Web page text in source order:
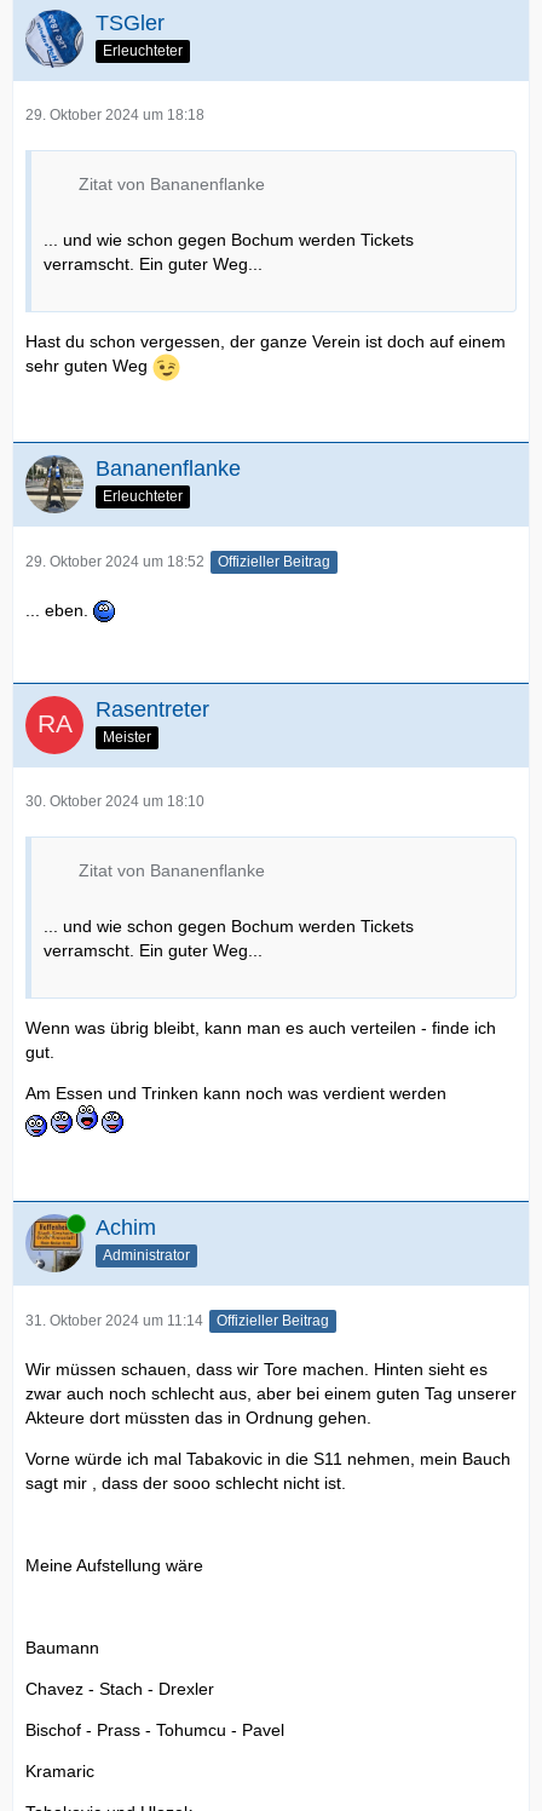
TSGler
Erleuchteter
29. Oktober 2024 um 18:18
Zitat von Bananenflanke
... und wie schon gegen Bochum werden Tickets
verramscht. Ein guter Weg...
Hast du schon vergessen, der ganze Verein ist doch auf einem
sehr guten Weg
Bananenflanke
Erleuchteter
29. Oktober 2024 um 18:52 Offizieller Beitrag
... eben.
Rasentreter
Meister
30. Oktober 2024 um 18:10
Zitat von Bananenflanke
... und wie schon gegen Bochum werden Tickets
verramscht. Ein guter Weg...
Wenn was übrig bleibt, kann man es auch verteilen - finde ich
gut.
Am Essen und Trinken kann noch was verdient werden
Online Achim
Administrator
31. Oktober 2024 um 11:14 Offizieller Beitrag
Wir müssen schauen, dass wir Tore machen. Hinten sieht es
zwar auch noch schlecht aus, aber bei einem guten Tag unserer
Akteure dort müssten das in Ordnung gehen.
Vorne würde ich mal Tabakovic in die S11 nehmen, mein Bauch
sagt mir , dass der sooo schlecht nicht ist.
Meine Aufstellung wäre
Baumann
Chavez - Stach - Drexler
Bischof - Prass - Tohumcu - Pavel
Kramaric